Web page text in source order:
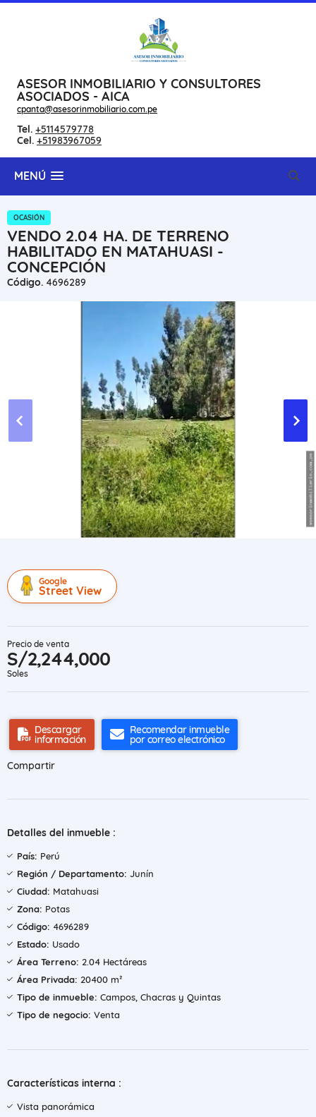
ASESOR INMOBILIARIO Y CONSULTORES
ASOCIADOS - AICA
cpanta@asesorinmobiliario.com.pe
Tel. +5114579778
Cel. +51983967059
MENÚ
OCASIÓN
VENDO 2.04 HA. DE TERRENO
HABILITADO EN MATAHUASI -
CONCEPCIÓN
Código. 4696289
Google
Street View
Precio de venta
S/2,244,000
Soles
Descargar
información
Recomendar inmueble
por correo electrónico
Compartir
Detalles del inmueble :
País: Perú
Región / Departamento: Junín
Ciudad: Matahuasi
Zona: Potas
Código: 4696289
Estado: Usado
Área Terreno: 2.04 Hectáreas
Área Privada: 20400 m²
Tipo de inmueble: Campos, Chacras y Quintas
Tipo de negocio: Venta
Características interna :
Vista panorámica